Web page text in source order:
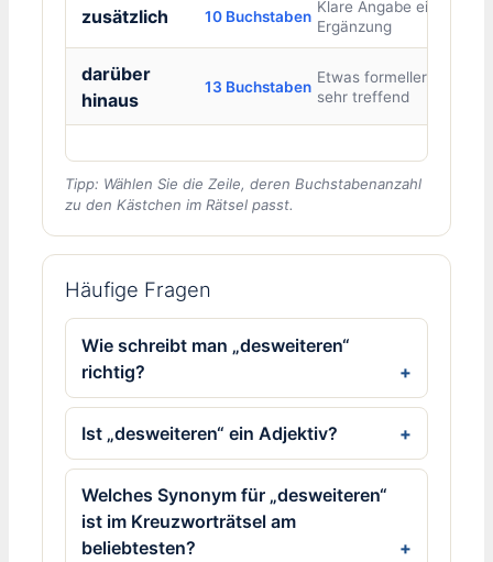
zusätzlich 10 Buchstaben
Klare Angabe einer
Ergänzung
darüber
hinaus
13 Buchstaben
Etwas formeller, aber
sehr treffend
Tipp: Wählen Sie die Zeile, deren Buchstabenanzahl
zu den Kästchen im Rätsel passt.
Häufige Fragen
Wie schreibt man „desweiteren“
richtig?
Ist „desweiteren“ ein Adjektiv?
Welches Synonym für „desweiteren“
ist im Kreuzworträtsel am
beliebtesten?